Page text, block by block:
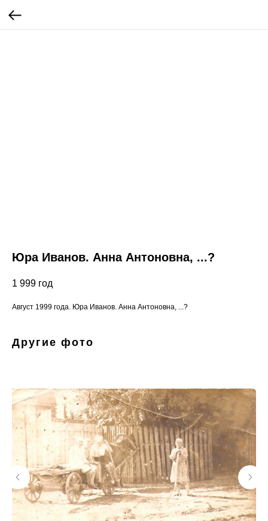
Юра Иванов. Анна Антоновна, ...?
1 999 год
Август 1999 года. Юра Иванов. Анна Антоновна, ...?
Другие фото